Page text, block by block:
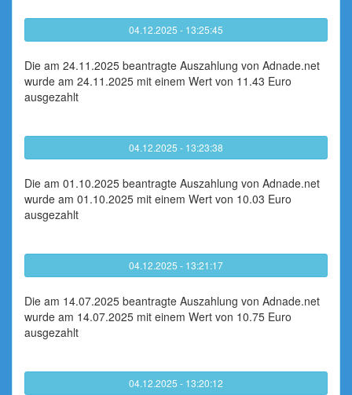
04.12.2025 - 13:25:45
Die am 24.11.2025 beantragte Auszahlung von Adnade.net
wurde am 24.11.2025 mit einem Wert von 11.43 Euro
ausgezahlt
04.12.2025 - 13:23:38
Die am 01.10.2025 beantragte Auszahlung von Adnade.net
wurde am 01.10.2025 mit einem Wert von 10.03 Euro
ausgezahlt
04.12.2025 - 13:21:17
Die am 14.07.2025 beantragte Auszahlung von Adnade.net
wurde am 14.07.2025 mit einem Wert von 10.75 Euro
ausgezahlt
04.12.2025 - 13:20:12